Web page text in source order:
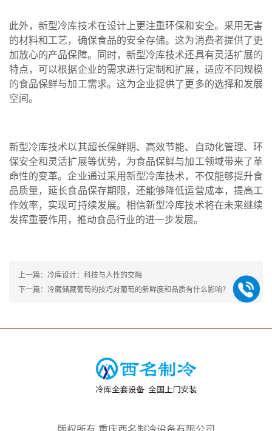
此外，新型冷库技术在设计上更注重环保和安全。采用无害
的材料和工艺，确保食品的安全存储。这为消费者提供了更
加放心的产品保障。同时，新型冷库技术还具有灵活扩展的
特点，可以根据企业的需求进行定制和扩展，适应不同规模
的食品保鲜与加工需求。这为企业提供了更多的选择和发展
空间。
新型冷库技术以其超长保鲜期、高效节能、自动化管理、环
保安全和灵活扩展等优势，为食品保鲜与加工领域带来了革
命性的变革。企业通过采用新型冷库技术，不仅能够提升食
品质量，延长食品保存期限，还能够降低运营成本，提高工
作效率，实现可持续发展。相信新型冷库技术将在未来继续
发挥重要作用，推动食品行业的进一步发展。
上一篇：冷库设计：科技与人性的交融
下一篇：冷藏储藏葡萄的技巧对葡萄的新鲜度和品质有什么影响？